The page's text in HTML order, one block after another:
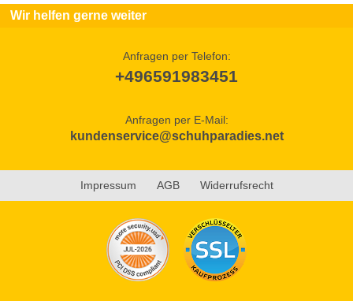
Wir helfen gerne weiter
Anfragen per Telefon:
+496591983451
Anfragen per E-Mail:
kundenservice@schuhparadies.net
Impressum AGB Widerrufsrecht